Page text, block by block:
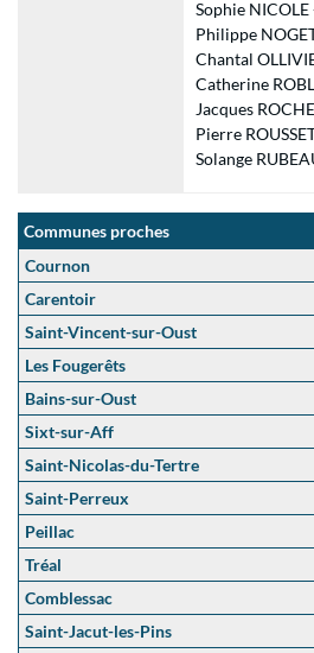
Sophie NICOLE
Philippe
Chantal
Catherine
Jacques
Pierre
Solange
Communes proches
Cournon
Carentoir
Saint-Vincent-sur-Oust
Les Fougerêts
Bains-sur-Oust
Sixt-sur-Aff
Saint-Nicolas-du-Tertre
Saint-Perreux
Peillac
Tréal
Comblessac
Saint-Jacut-les-Pins